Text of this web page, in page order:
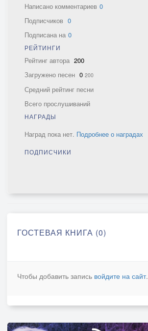
Написано комментариев 0
Подписчиков 0
Подписана на 0
РЕЙТИНГИ
Рейтинг автора 200
Загружено песен 0 200
Средний рейтинг песни
Всего прослушиваний
НАГРАДЫ
Наград пока нет. Подробнее о наградах
ПОДПИСЧИКИ
ГОСТЕВАЯ КНИГА (0)
Чтобы добавить запись войдите на сайт.